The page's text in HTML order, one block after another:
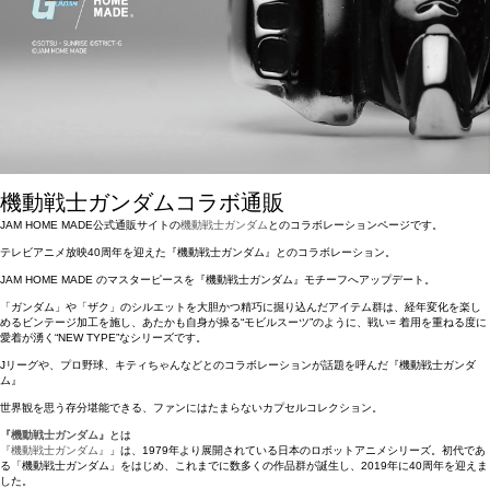
機動戦士ガンダムコラボ通販
JAM HOME MADE公式通販サイトの機動戦士ガンダム とのコラボレーションページです。
テレビアニメ放映40周年を迎えた『機動戦士ガンダム』とのコラボレーション。
JAM HOME MADE のマスターピースを『機動戦士ガンダム』モチーフへアップデート。
「ガンダム」や「ザク」のシルエットを大胆かつ精巧に掘り込んだアイテム群は、経年変化を楽し
めるビンテージ加工を施し、あたかも自身が操る“モビルスーツ”のように、戦い= 着用を重ねる度に
愛着が湧く“NEW TYPE”なシリーズです。
Jリーグや、プロ野球、キティちゃんなどとのコラボレーションが話題を呼んだ『機動戦士ガンダ
ム』
世界観を思う存分堪能できる、ファンにはたまらないカプセルコレクション。
『機動戦士ガンダム』
とは
『機動戦士ガンダム』
」は、1979年より展開されている日本のロボットアニメシリーズ。初代であ
る「機動戦士ガンダム」をはじめ、これまでに数多くの作品群が誕生し、2019年に40周年を迎えま
した。